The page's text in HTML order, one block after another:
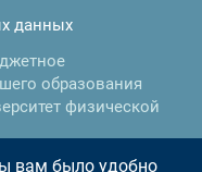
данных
образования
физической
161
вам было удобно